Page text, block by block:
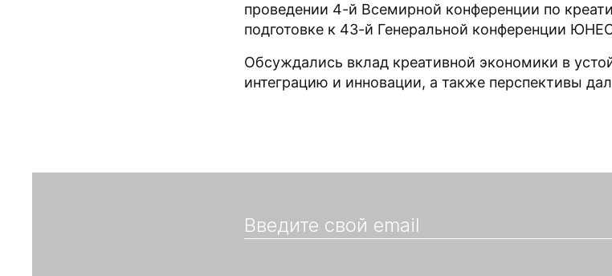
проведении 4-й Всемирной конференции по
подготовке к 43-й Генеральной конференции
Обсуждались вклад креативной экономики в
интеграцию и инновации, а также перспективы